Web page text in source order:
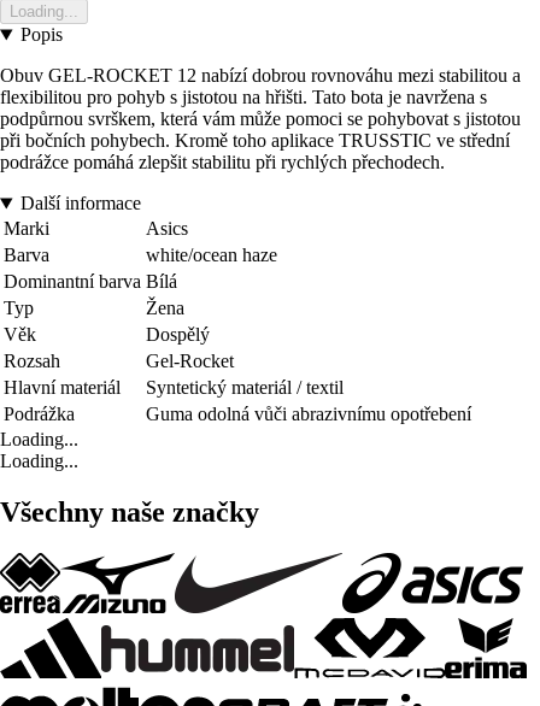
Loading...
Popis
Obuv GEL-ROCKET 12 nabízí dobrou rovnováhu mezi stabilitou a
flexibilitou pro pohyb s jistotou na hřišti. Tato bota je navržena s
podpůrnou svrškem, která vám může pomoci se pohybovat s jistotou
při bočních pohybech. Kromě toho aplikace TRUSSTIC ve střední
podrážce pomáhá zlepšit stabilitu při rychlých přechodech.
Další informace
Marki
Asics
Barva
white/ocean haze
Dominantní barva Bílá
Typ
Žena
Věk
Dospělý
Rozsah
Gel-Rocket
Hlavní materiál
Syntetický materiál / textil
Podrážka
Guma odolná vůči abrazivnímu opotřebení
Loading...
Loading...
Všechny naše značky